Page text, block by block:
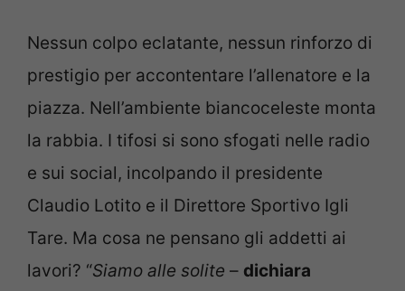
Nessun colpo eclatante, nessun rinforzo di
prestigio per accontentare l’allenatore e la
piazza. Nell’ambiente biancoceleste monta
la rabbia. I tifosi si sono sfogati nelle radio
e sui social, incolpando il presidente
Claudio Lotito e il Direttore Sportivo Igli
Tare. Ma cosa ne pensano gli addetti ai
lavori? “Siamo alle solite – dichiara